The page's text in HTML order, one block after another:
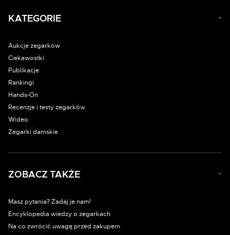
KATEGORIE
Aukcje zegarków
Ciekawostki
Publikacje
Rankingi
Hands-On
Recenzje i testy zegarków
Wideo
Zegarki damskie
ZOBACZ TAKŻE
Masz pytania? Zadaj je nam!
Encyklopedia wiedzy o zegarkach
Na co zwrócić uwagę przed zakupem